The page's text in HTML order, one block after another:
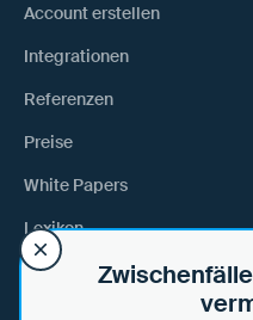
Account erstellen
Integrationen
Referenzen
Preise
White Papers
Lexikon
Webinare & Events